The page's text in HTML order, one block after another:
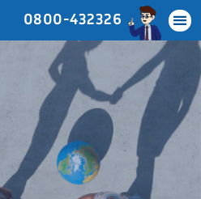
0800-432326